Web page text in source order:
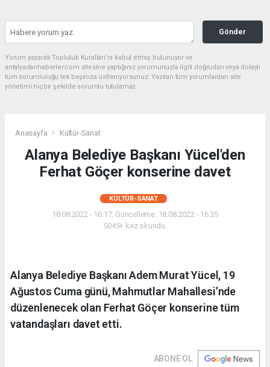
Gönder
Yorum yazarak Topluluk Kuralları’nı kabul etmiş bulunuyor ve
antalyadanhaberler.com sitesine yaptığınız yorumunuzla ilgili doğrudan veya dolaylı
tüm sorumluluğu tek başınıza üstleniyorsunuz. Yazılan tüm yorumlardan site
yönetimi hiçbir şekilde sorumlu tutulamaz.
Anasayfa Kültür-Sanat
Alanya Belediye Başkanı Yücel'den
Ferhat Göçer konserine davet
KÜLTÜR-SANAT
18.08.2022 - 16:17, Güncelleme: 18.08.2022 - 16:25
5045+ kez okundu.
Alanya Belediye Başkanı Adem Murat Yücel, 19
Ağustos Cuma günü, Mahmutlar Mahallesi’nde
düzenlenecek olan Ferhat Göçer konserine tüm
vatandaşları davet etti.
ABONE OL